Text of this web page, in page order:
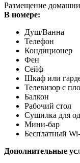
Размещение
В номере:
Душ/Ванна
Телефон
Кондиционер
Фен
Сейф
Шкаф или
Телевизор с
Балкон
Рабочий стол
Сушилка для
Мини-бар
Бесплатный
Дополнительные